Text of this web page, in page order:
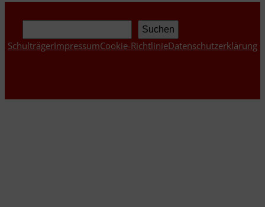
Suchen
SchulträgerImpressumCookie-RichtlinieDatenschutzerklärung